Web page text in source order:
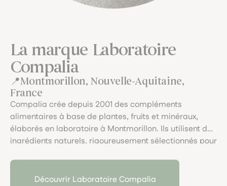
La marque Laboratoire
Compalia
Montmorillon, Nouvelle-Aquitaine,
France
Compalia crée depuis 2001 des compléments
alimentaires à base de plantes, fruits et minéraux,
élaborés en laboratoire à Montmorillon. Ils utilisent des
ingrédients naturels, rigoureusement sélectionnés pour
et respect du vivant, pour des formules bienfaisantes
et accessibles.
Découvrir Laboratoire Compalia